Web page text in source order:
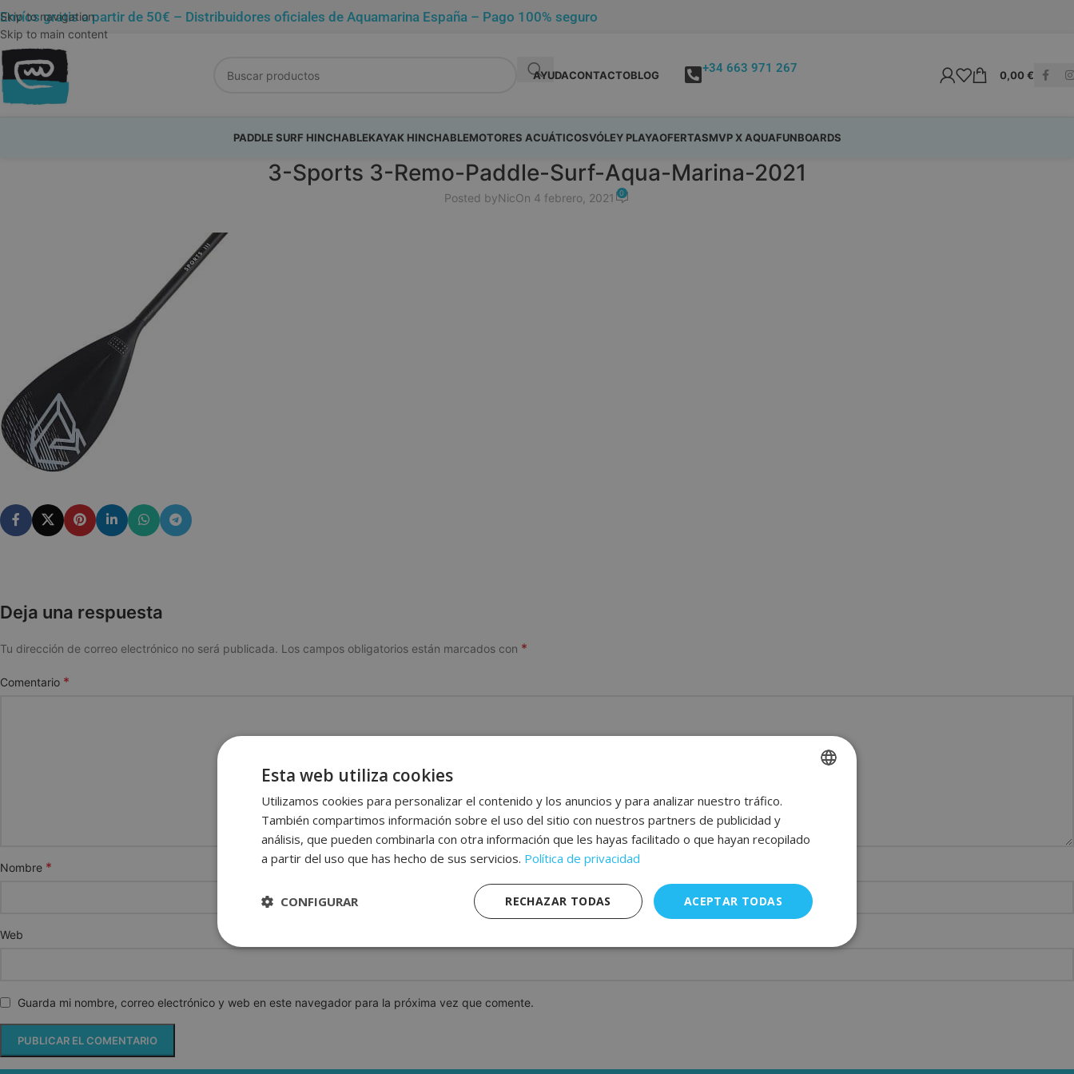
Skip to navigation
Skip to main content
Envíos gratis a partir de 50€ – Distribuidores oficiales de Aquamarina España – Pago 100% seguro
AYUDACONTACTOBLOG
+34 663 971 267 0,00€
PADDLE SURF HINCHABLEKAYAK HINCHABLEMOTORES ACUÁTICOSVÓLEY PLAYAOFERTASMVP X AQUAFUNBOARDS
3-Sports 3-Remo-Paddle-Surf-Aqua-Marina-2021
Posted byNicOn 4 febrero, 2021 0
Deja una respuesta
Tu dirección de correo electrónico no será publicada. Los campos obligatorios están marcados con *
Comentario *
Nombre * Correo electrónico*
Web
Guarda mi nombre, correo electrónico y web en este navegador para la próxima vez que comente.
Esta web utiliza cookies
Utilizamos cookies para personalizar el contenido y los anuncios y para analizar nuestro tráfico.
También compartimos información sobre el uso del sitio con nuestros partners de publicidad y
análisis, que pueden combinarla con otra información que les hayas facilitado o que hayan recopilado
a partir del uso que has hecho de sus servicios. Política de privacidad
ACEPTAR TODAS
RECHAZAR TODAS
CONFIGURAR
Estrictamente
Rendimiento Publicidad Funcionalidad